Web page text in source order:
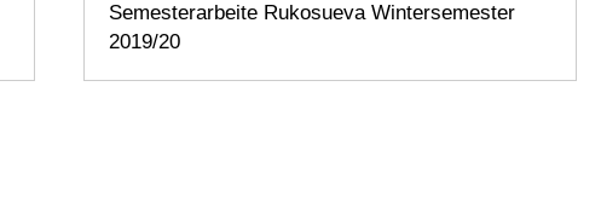
Semesterarbeite Rukosueva Wintersemester
2019/20